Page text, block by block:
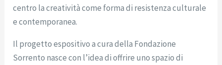
centro la creatività come forma di resistenza culturale
e contemporanea.
Il progetto espositivo a cura della Fondazione
Sorrento nasce con l’idea di offrire uno spazio di